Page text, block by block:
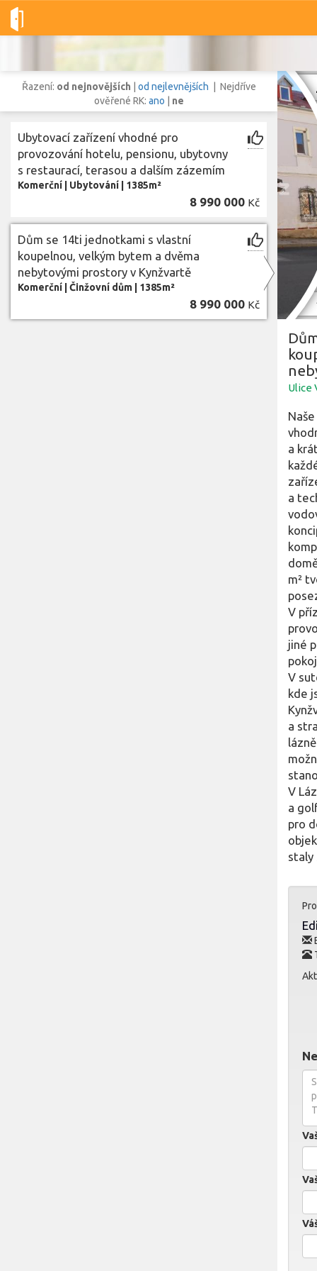
Dobré-nemovitosti.cz obec Lázně Kynžvart, okres Cheb,
Vše Byty Domy Pozemky
Cena
Řazení: od nejnovějších od nejlevnějších | Nejdříve
ověřené RK: ano ne
Ubytovací zařízení vhodné pro
provozování hotelu, pensionu, ubytovny
s restaurací, terasou a dalším zázemím
Komerční Ubytování 1385m²
8 990 000 Kč
Dům se 14ti jednotkami s vlastní
koupelnou, velkým bytem a dvěma
nebytovými prostory v Kynžvartě
Komerční Činžovní dům 1385m²
8 990 000 Kč
Ulice
a
a
m²
V
jiné
V
kde
a
V
a
pro
staly